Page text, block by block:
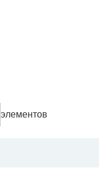
элементов